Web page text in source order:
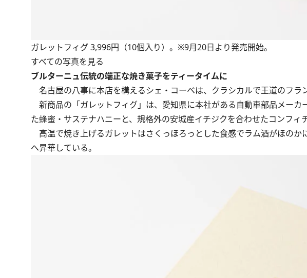
ガレットフィグ 3,996円（10個入り）。※9月20日より発売開始。
すべての写真を見る
ブルターニュ伝統の端正な焼き菓子をティータイムに
名古屋の八事に本店を構えるシェ・コーベは、クラシカルで王道のフラ
新商品の「ガレットフィグ」は、愛知県に本社がある自動車部品メー
た蜂蜜・サステナハニーと、規格外の安城産イチジクを合わせたコンフィ
高温で焼き上げるガレットはさくっほろっとした食感でラム酒がほのか
へ昇華している。